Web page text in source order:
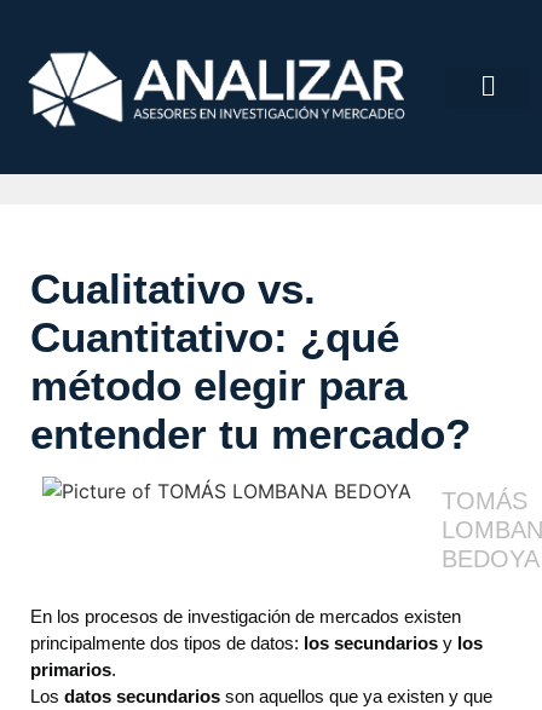
Cualitativo vs.
Cuantitativo: ¿qué
método elegir para
entender tu mercado?
TOMÁS
BEDOYA
En los procesos de investigación de mercados existen
principalmente dos tipos de datos: los secundarios y los
primarios.
Los datos secundarios son aquellos que ya existen y que